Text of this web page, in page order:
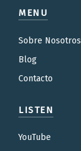
MENU
Sobre Nosotros
Blog
Contacto
LISTEN
YouTube